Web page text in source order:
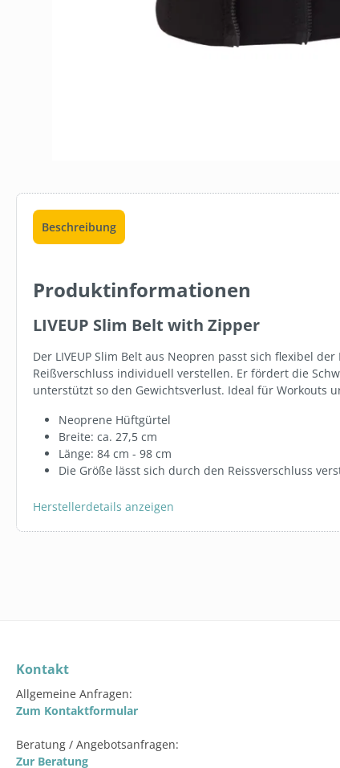
Beschreibung
Produktinformationen
LIVEUP Slim Belt with Zipper
Der LIVEUP Slim Belt aus Neopren passt sich flexibel
Reißverschluss individuell verstellen. Er fördert die
unterstützt so den Gewichtsverlust. Ideal für Workouts
Neoprene Hüftgürtel
Breite: ca. 27,5 cm
Länge: 84 cm - 98 cm
Die Größe lässt sich durch den Reissverschluss
Herstellerdetails anzeigen
GREEN
Kontakt
Allgemeine Anfragen:
Zum Kontaktformular
Beratung / Angebotsanfragen:
Zur Beratung